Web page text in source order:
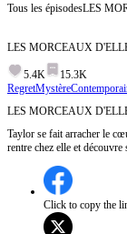
Tous les épisodesLES
LES MORCEAUX
5.4K
15.3K
RegretMystère
LES MORCEAUX
Taylor se fait arracher le
rentre chez elle et
légiste — enquêtent sur le
est leur propre fille.
Click to copy the